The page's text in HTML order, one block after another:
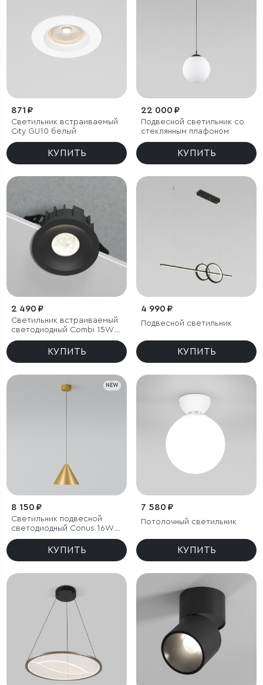
871 ₽
Светильник встраиваемый
City GU10 белый
КУПИТЬ
22 000 ₽
Подвесной светильник со
стеклянным плафоном
КУПИТЬ
2 490 ₽
Светильник встраиваемый
светодиодный Combi 15W
4000K черный
КУПИТЬ
4 990 ₽
Подвесной светильник
КУПИТЬ
NEW
8 150 ₽
Светильник подвесной
светодиодный Conus 16W
3000K золотой
КУПИТЬ
7 580 ₽
Потолочный светильник
КУПИТЬ